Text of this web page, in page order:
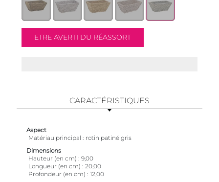
CARACTÉRISTIQUES
Aspect
Matériau principal
rotin patiné gris
Dimensions
Hauteur (en cm)
9,00
Longueur (en cm)
20,00
Profondeur (en cm)
12,00